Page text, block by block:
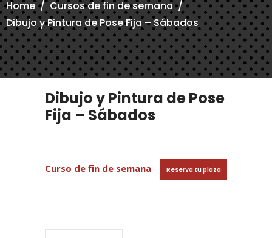
Home/Cursos de fin de semana/
Dibujo y Pintura de Pose Fija – Sábados
Dibujo y Pintura de Pose
Fija – Sábados
Reserva tu plaza
Curso de fin de semana